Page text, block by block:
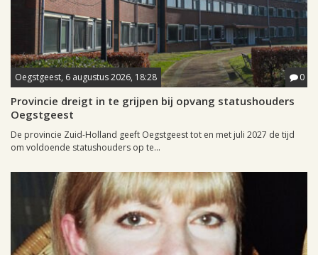
Oegstgeest, 6 augustus 2026, 18:28 0
Provincie dreigt in te grijpen bij opvang statushouders
Oegstgeest
De provincie Zuid-Holland geeft Oegstgeest tot en met juli 2027 de tijd
om voldoende statushouders op te...